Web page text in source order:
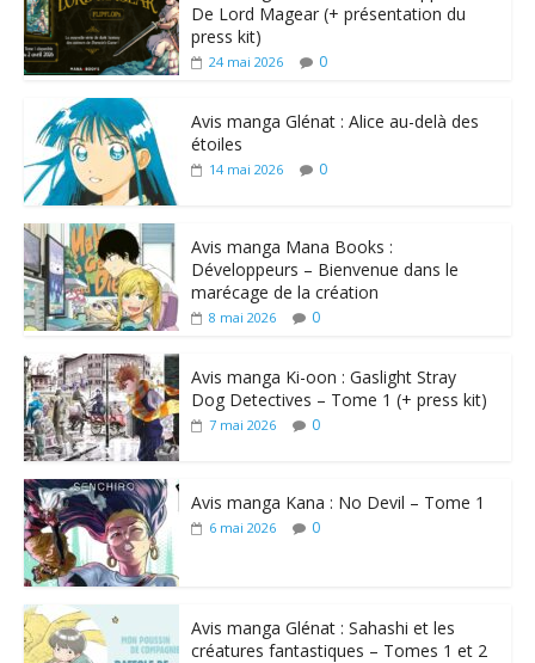
De Lord Magear (+ présentation du
press kit)
24 mai 2026 0
Avis manga Glénat : Alice au-delà des
étoiles
14 mai 2026 0
Avis manga Mana Books :
Développeurs – Bienvenue dans le
marécage de la création
8 mai 2026 0
Avis manga Ki-oon : Gaslight Stray
Dog Detectives – Tome 1 (+ press kit)
7 mai 2026 0
Avis manga Kana : No Devil – Tome 1
6 mai 2026 0
Avis manga Glénat : Sahashi et les
créatures fantastiques – Tomes 1 et 2